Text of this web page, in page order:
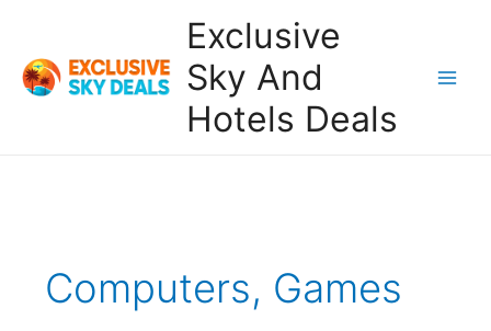
content
Exclusive
Sky And
Hotels Deals
Computers, Games